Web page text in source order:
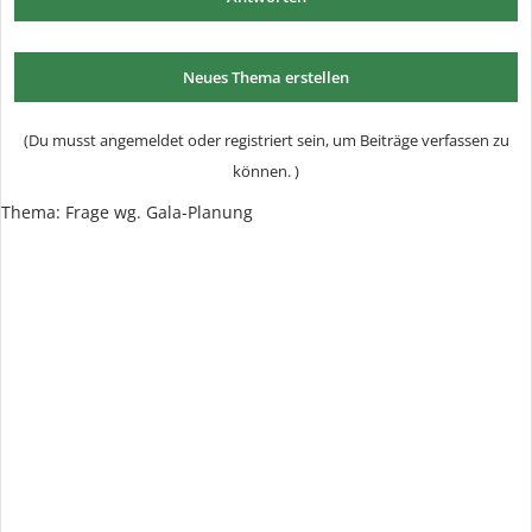
Neues Thema erstellen
(Du musst angemeldet oder registriert sein, um Beiträge verfassen zu
können. )
Thema: Frage wg. Gala-Planung